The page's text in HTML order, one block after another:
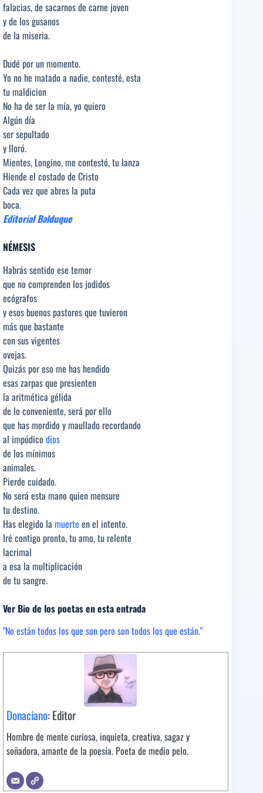
falacias, de sacarnos de carne joven
y de los gusanos
de la miseria.
Dudé por un momento.
Yo no he matado a nadie, contesté, esta
tu maldicion
No ha de ser la mía, yo quiero
Algún día
ser sepultado
y lloró.
Mientes, Longino, me contestó, tu lanza
Hiende el costado de Cristo
Cada vez que abres la puta
boca.
Editorial Balduque
NÉMESIS
Habrás sentido ese temor
que no comprenden los jodidos
ecógrafos
y esos buenos pastores que tuvieron
más que bastante
con sus vigentes
ovejas.
Quizás por eso me has hendido
esas zarpas que presienten
la aritmética gélida
de lo conveniente, será por ello
que has mordido y maullado recordando
al impúdico dios
de los mínimos
animales.
Pierde cuidado.
No será esta mano quien mensure
tu destino.
Has elegido la muerte en el intento.
Iré contigo pronto, tu amo, tu relente
lacrimal
a esa la multiplicación
de tu sangre.
Ver Bio de los poetas en esta entrada
"No están todos los que son pero son todos los que están."
Donaciano: Editor
Hombre de mente curiosa, inquieta, creativa, sagaz y
soñadora, amante de la poesía. Poeta de medio pelo.